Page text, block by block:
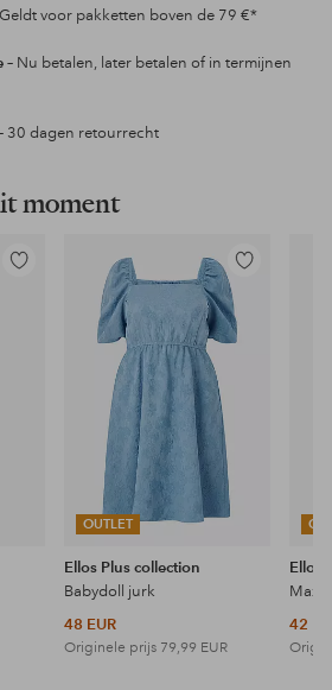
voor pakketten boven de 79 €*
– Nu betalen, later betalen of in termijnen
30 dagen retourrecht
moment
Toevoegen
OUTLET
Toevoegen
aan
favorieten
Ellos Plus collection
Babydoll jurk
48 EUR
Originele prijs 79,99 EUR
Ellos
Maxi-
42